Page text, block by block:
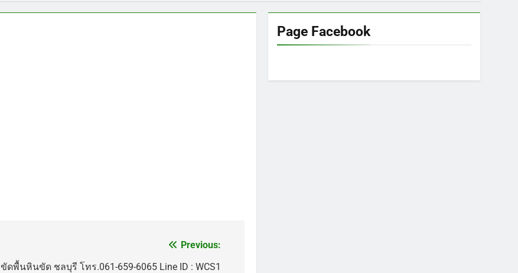
Previous:
ขัดพื้นหินขัด ชลบุรี โทร.061-659-6065 Line ID : WCS1
Page Facebook